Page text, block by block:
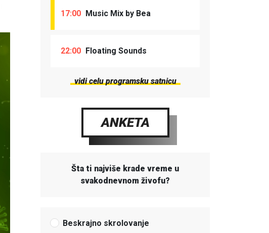
17:00 Music Mix by Bea
22:00 Floating Sounds
vidi celu programsku satnicu
ANKETA
Šta ti najviše krade vreme u
svakodnevnom živofu?
Beskrajno skrolovanje